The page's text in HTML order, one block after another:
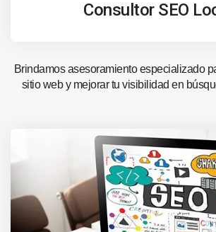
Consultor SEO
Brindamos asesoramiento especializado
sitio web y mejorar tu visibilidad en